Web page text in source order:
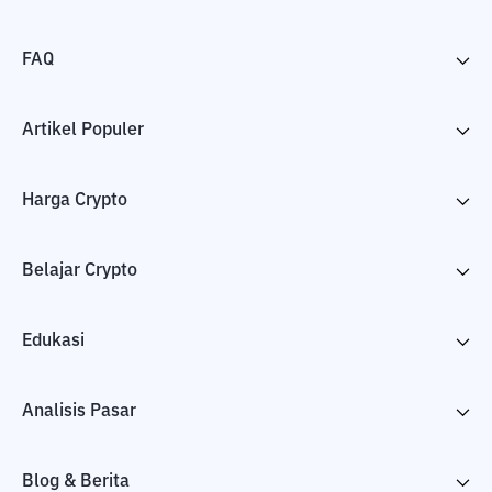
FAQ
Artikel Populer
Harga Crypto
Belajar Crypto
Edukasi
Analisis Pasar
Blog & Berita